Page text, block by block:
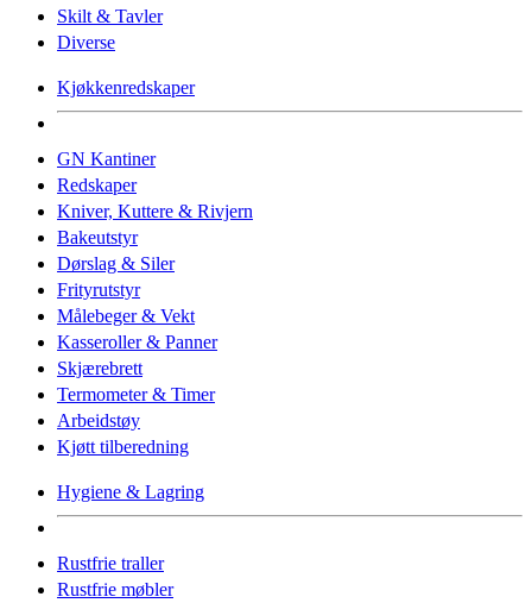
Skilt & Tavler
Diverse
Kjøkkenredskaper
GN Kantiner
Redskaper
Kniver, Kuttere & Rivjern
Bakeutstyr
Dørslag & Siler
Frityrutstyr
Målebeger & Vekt
Kasseroller & Panner
Skjærebrett
Termometer & Timer
Arbeidstøy
Kjøtt tilberedning
Hygiene & Lagring
Rustfrie traller
Rustfrie møbler